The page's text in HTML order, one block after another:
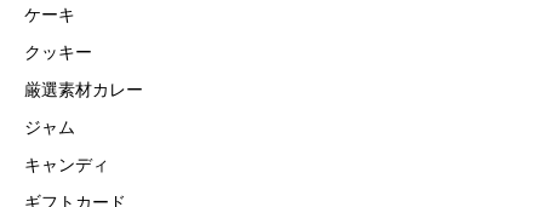
ケーキ
クッキー
厳選素材カレー
ジャム
キャンディ
ギフトカード